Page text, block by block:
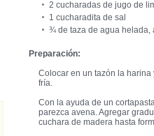
2 cucharadas de jugo de
1 cucharadita de sal
¾ de taza de agua helada,
Preparación:
Colocar en un tazón la
fría.
Con la ayuda de un
parezca avena. Agregar
cuchara de madera hasta